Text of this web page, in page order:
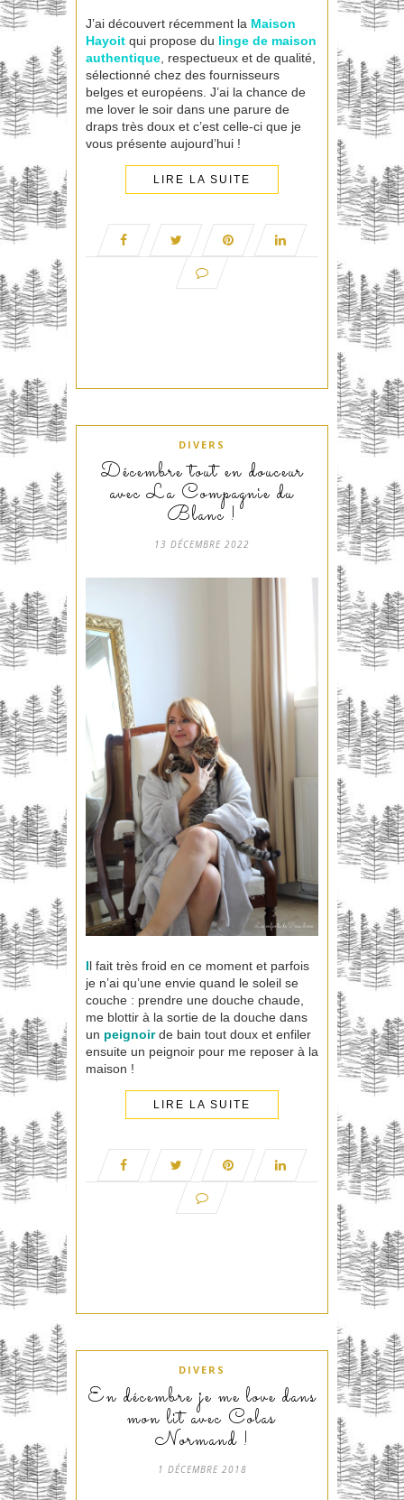
J’ai découvert récemment la Maison
Hayoit qui propose du linge de maison
authentique, respectueux et de qualité,
sélectionné chez des fournisseurs
belges et européens. J’ai la chance de
me lover le soir dans une parure de
draps très doux et c’est celle-ci que je
vous présente aujourd’hui !
LIRE LA SUITE
DIVERS
Décembre tout en douceur
avec La Compagnie du
Blanc !
13 DÉCEMBRE 2022
Il fait très froid en ce moment et parfois
je n’ai qu’une envie quand le soleil se
couche : prendre une douche chaude,
me blottir à la sortie de la douche dans
un peignoir de bain tout doux et enfiler
ensuite un peignoir pour me reposer à la
maison !
LIRE LA SUITE
DIVERS
En décembre je me love dans
mon lit avec Colas
Normand !
1 DÉCEMBRE 2018